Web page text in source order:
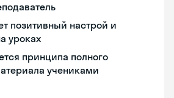
позитивный настрой и
уроках
принципа полного
учениками